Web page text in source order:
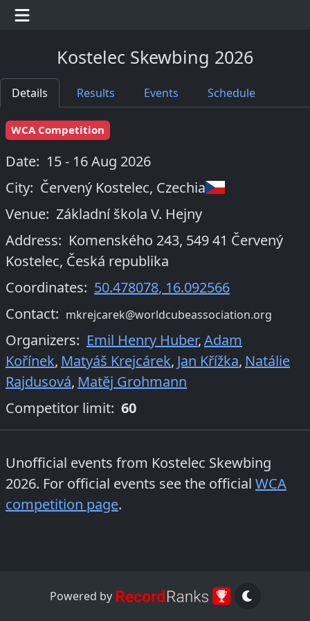
Kostelec Skewbing 2026
Details Results Events Schedule
WCA Competition
Date: 15 - 16 Aug 2026
City: Červený Kostelec, Czechia
Venue: Základní škola V. Hejny
Address: Komenského 243, 549 41 Červený
Kostelec, Česká republika
Coordinates: 50.478078, 16.092566
Contact: mkrejcarek@worldcubeassociation.org
Organizers: Emil Henry Huber,Adam
Kořínek, Matyáš Krejcárek, Jan Křížka, Natálie
Rajdusová, Matěj Grohmann
Competitor limit: 60
Unofficial events from Kostelec Skewbing
2026. For official events see the official WCA
competition page.
Powered by